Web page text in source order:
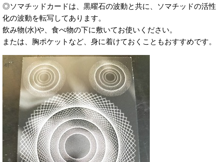
◎ソマチッドカードは、黒曜石の波動と共に、ソマチッドの活性
化の波動を転写してあります。
飲み物(水)や、食べ物の下に敷いてお使いください。
または、胸ポケットなど、身に着けておくこともおすすめです。